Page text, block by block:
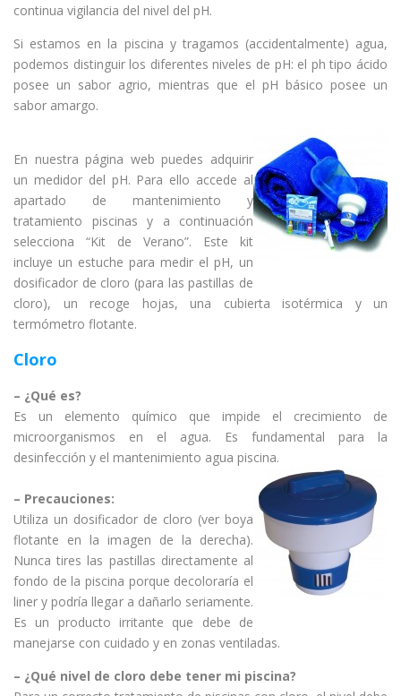
continua vigilancia del nivel del pH.
Si estamos en la piscina y tragamos (accidentalmente) agua,
podemos distinguir los diferentes niveles de pH: el ph tipo ácido
posee un sabor agrio, mientras que el pH básico posee un
sabor amargo.
En nuestra página web puedes adquirir
un medidor del pH. Para ello accede al
apartado de mantenimiento y
tratamiento piscinas y a continuación
selecciona “Kit de Verano”. Este kit
incluye un estuche para medir el pH, un
dosificador de cloro (para las pastillas de
cloro), un recoge hojas, una cubierta isotérmica y un
termómetro flotante.
Cloro
– ¿Qué es?
Es un elemento químico que impide el crecimiento de
microorganismos en el agua. Es fundamental para la
desinfección y el mantenimiento agua piscina.
– Precauciones:
Utiliza un dosificador de cloro (ver boya
flotante en la imagen de la derecha).
Nunca tires las pastillas directamente al
fondo de la piscina porque decoloraría el
liner y podría llegar a dañarlo seriamente.
Es un producto irritante que debe de
manejarse con cuidado y en zonas ventiladas.
– ¿Qué nivel de cloro debe tener mi piscina?